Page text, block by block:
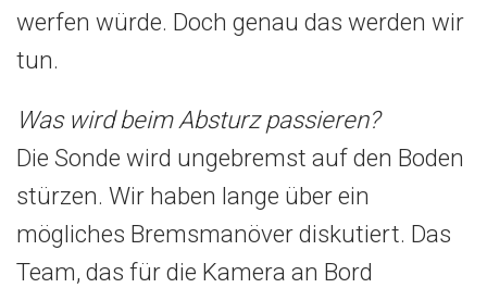
werfen würde. Doch genau das werden wir
tun.
Was wird beim Absturz passieren?
Die Sonde wird ungebremst auf den Boden
stürzen. Wir haben lange über ein
mögliches Bremsmanöver diskutiert. Das
Team, das für die Kamera an Bord